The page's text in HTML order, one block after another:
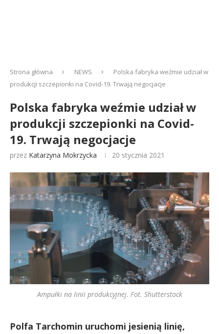
Strona główna NEWS
Polska fabryka weźmie udział w
produkcji szczepionki na Covid-19. Trwają negocjacje
Polska fabryka weźmie udział w
produkcji szczepionki na Covid-
19. Trwają negocjacje
przez Katarzyna Mokrzycka 20 stycznia 2021
Ampułki na linii produkcyjnej. Fot. Shutterstock
Polfa Tarchomin uruchomi jesienią linię,